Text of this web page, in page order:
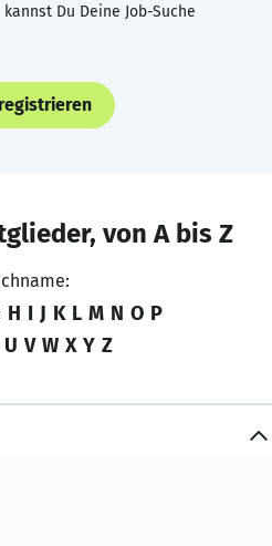
Du Deine Job-Suche
von A bis Z
H I J K L M N O P
U V W X Y Z